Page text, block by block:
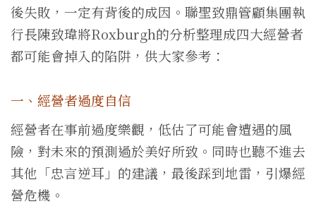
後失敗，一定有背後的成因。聯聖致鼎管顧集團執
行長陳致瑋將Roxburgh的分析整理成四大經營者
都可能會掉入的陷阱，供大家參考：
一、經營者過度自信
經營者在事前過度樂觀，低估了可能會遭遇的風
險，對未來的預測過於美好所致。同時也聽不進去
其他「忠言逆耳」的建議，最後踩到地雷，引爆經
營危機。